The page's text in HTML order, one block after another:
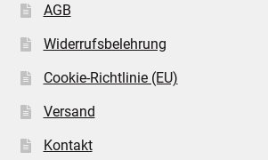
AGB
Widerrufsbelehrung
Cookie-Richtlinie (EU)
Versand
Kontakt